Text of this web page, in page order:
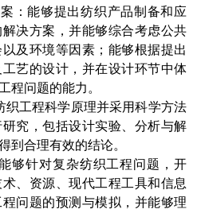
：能够提出纺织产品制备和应
决方案，并能够综合考虑公共
及环境等因素；能够根据提出
艺的设计，并在设计环节中体
程问题的能力。
织工程科学原理并采用科学方法
究，包括设计实验、分析与解
到合理有效的结论。
够针对复杂纺织工程问题，开
、资源、现代工程工具和信息
问题的预测与模拟，并能够理